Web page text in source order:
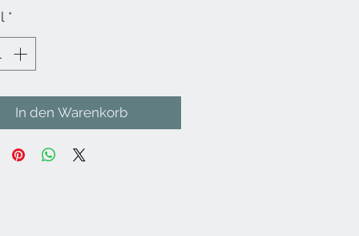
*
In den Warenkorb